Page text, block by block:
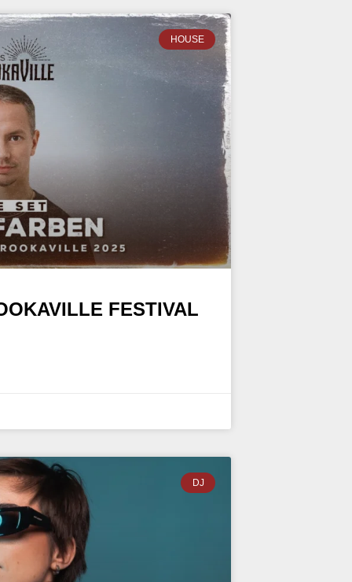
HOUSE
FESTIVAL
DJ